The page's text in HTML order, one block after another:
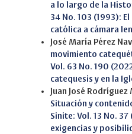
a lo largo de la
34 No. 103 (1993):
católica a cámara
José María Pérez
movimiento
Vol. 63 No. 190
catequesis y en la
Juan José Rodríguez
Situación y
Sinite: Vol. 13 No.
exigencias y